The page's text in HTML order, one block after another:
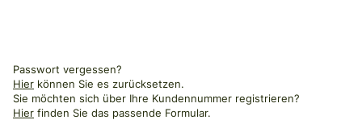
Passwort vergessen?
Hier können Sie es zurücksetzen.
Sie möchten sich über Ihre Kundennummer registrieren?
Hier finden Sie das passende Formular.